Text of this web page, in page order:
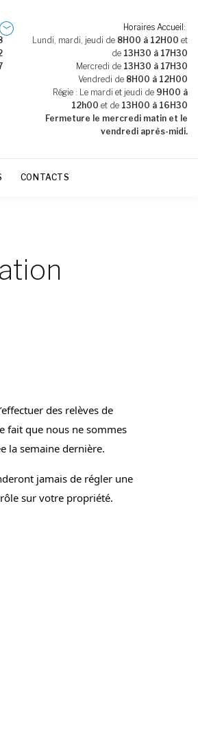
Horaires Accueil
Lundi, mardi, jeudi de 8H00 à 12H00 et
de 13H30 à 17H30
Mercredi de 13H30 à 17H30
Vendredi de 8H00 à 12H00
Régie : Le mardi et jeudi de 9H00 à
12h00 et de 13H00 à 16H30
Fermeture le mercredi matin et le
vendredi après-midi.
CONTACTS
des relèves de
fait que nous ne sommes
la semaine dernière.
jamais de régler une
sur votre propriété.